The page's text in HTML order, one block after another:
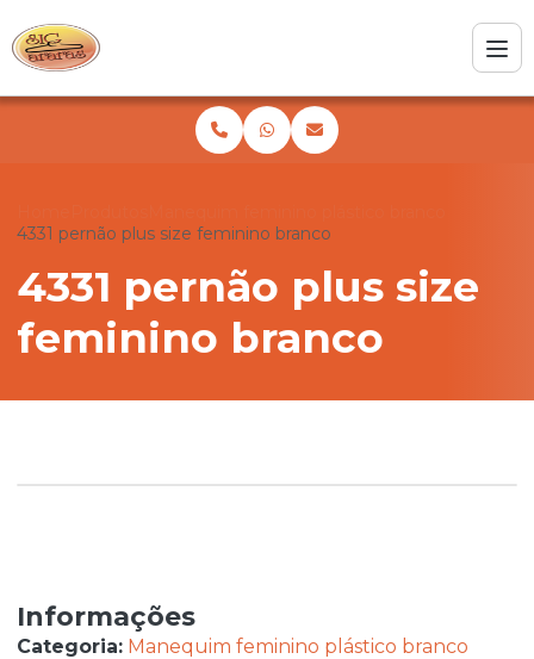
4331 pernão plus size feminino branco
4331 pernão plus size
feminino branco
Informações
Categoria: Manequim feminino plástico branco